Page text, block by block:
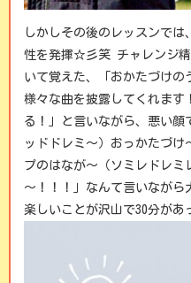
しかしその後のレッスンで
性を発揮☆彡笑 チャレンジ精
いて覚えた、「おかたづけの
様々な曲を披露してくれま
る！」と言いながら、悪い
ッドドレミ～）おっかたづけ
プのはなが～（ソミレドレ
～！！！」なんて言いな
楽しいことが沢山で30分が